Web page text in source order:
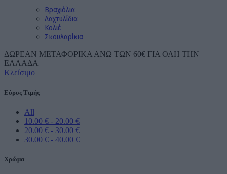
Βραχιόλια
Δαχτυλίδια
Κολιέ
Σκουλαρίκια
ΔΩΡΕΑΝ ΜΕΤΑΦΟΡΙΚΑ ΑΝΩ ΤΩΝ 60€ ΓΙΑ ΟΛΗ ΤΗΝ
ΕΛΛΑΔΑ
Κλείσιμο
Εύρος Τιμής
All
10.00 € - 20.00 €
20.00 € - 30.00 €
30.00 € - 40.00 €
Χρώμα